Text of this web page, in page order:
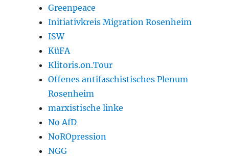
Greenpeace
Initiativkreis Migration Rosenheim
ISW
KüFA
Klitoris.on.Tour
Offenes antifaschistisches Plenum
Rosenheim
marxistische linke
No AfD
NoROpression
NGG